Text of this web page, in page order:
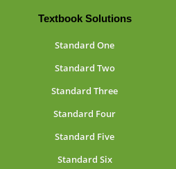
Textbook Solutions
Standard One
Standard Two
Standard Three
Standard Four
Standard Five
Standard Six